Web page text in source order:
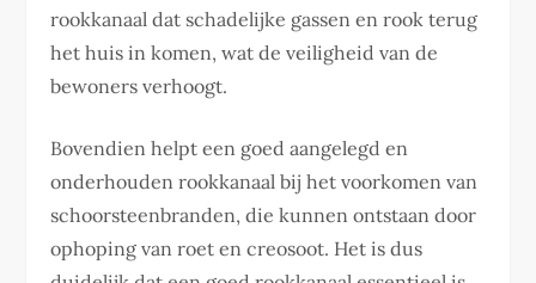
rookkanaal dat schadelijke gassen en rook terug
het huis in komen, wat de veiligheid van de
bewoners verhoogt.
Bovendien helpt een goed aangelegd en
onderhouden rookkanaal bij het voorkomen van
schoorsteenbranden, die kunnen ontstaan door
ophoping van roet en creosoot. Het is dus